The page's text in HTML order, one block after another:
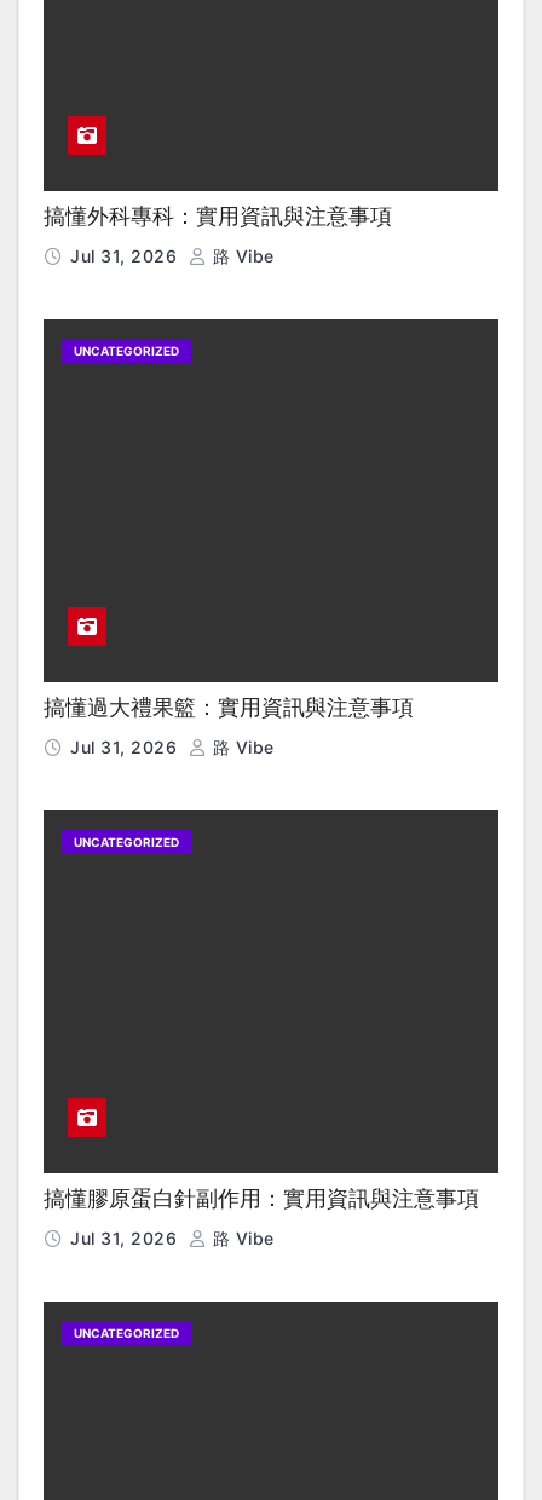
搞懂外科專科：實用資訊與注意事項
Jul 31, 2026 路 Vibe
UNCATEGORIZED
搞懂過大禮果籃：實用資訊與注意事項
Jul 31, 2026 路 Vibe
UNCATEGORIZED
搞懂膠原蛋白針副作用：實用資訊與注意事項
Jul 31, 2026 路 Vibe
UNCATEGORIZED